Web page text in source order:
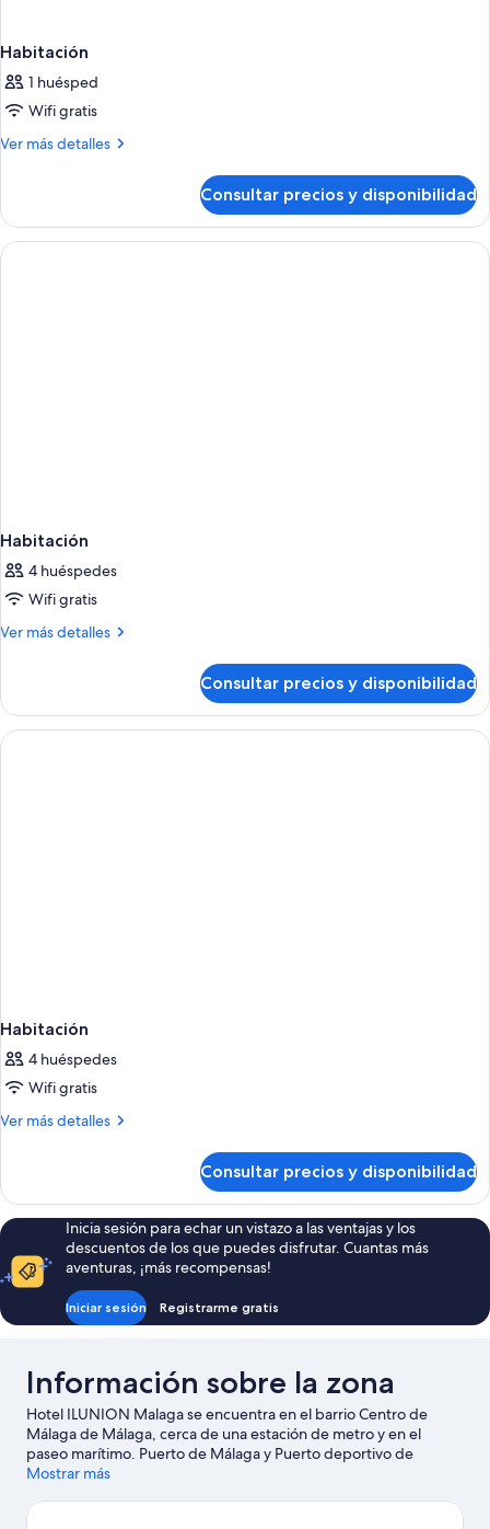
Habitación
1 huésped
Wifi gratis
Ver más detalles
Más
Consultar precios y disponibilidad
Habitación
4 huéspedes
Wifi gratis
Ver más detalles
Más
Consultar precios y disponibilidad
Habitación
4 huéspedes
Wifi gratis
Ver más detalles
Más
Consultar precios y disponibilidad
Inicia sesión para echar un vistazo a las ventajas y los
descuentos de los que puedes disfrutar. Cuantas más
aventuras, ¡más recompensas!
Iniciar sesión Registrarme gratis
Información sobre la zona
Hotel ILUNION Malaga se encuentra en el barrio Centro de
Málaga de Málaga, cerca de una estación de metro y en el
paseo marítimo. Puerto de Málaga y Puerto deportivo de
Benalmádena son excelentes opciones para los que buscan
naturaleza, Playa de la Malagueta y Playa de La Carihuela son lo
Mostrar más